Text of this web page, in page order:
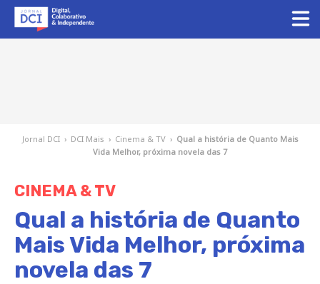
Jornal DCI › DCI Mais › Cinema & TV › Qual a história de Quanto Mais
Vida Melhor, próxima novela das 7
CINEMA & TV
Qual a história de Quanto
Mais Vida Melhor, próxima
novela das 7